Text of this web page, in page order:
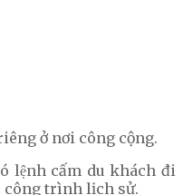
ở nơi công cộng.
lệnh cấm du khách đi
công trình lịch sử.